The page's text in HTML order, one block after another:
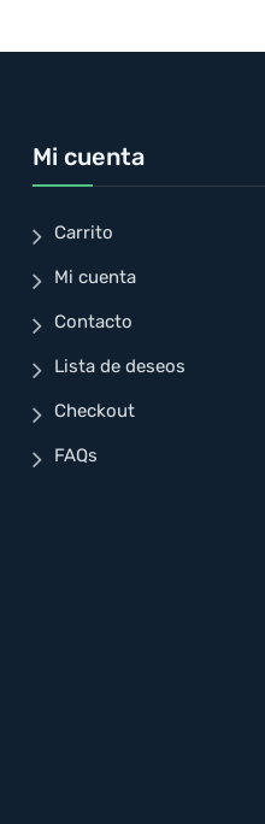
Mi cuenta
Carrito
Mi cuenta
Contacto
Lista de deseos
Checkout
FAQs